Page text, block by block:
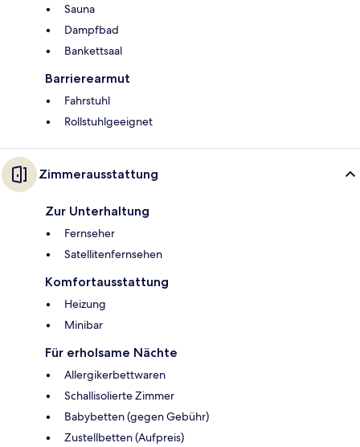
Sauna
Dampfbad
Bankettsaal
Barrierearmut
Fahrstuhl
Rollstuhlgeeignet
Zimmerausstattung
Zur Unterhaltung
Fernseher
Satellitenfernsehen
Komfortausstattung
Heizung
Minibar
Für erholsame Nächte
Allergikerbettwaren
Schallisolierte Zimmer
Babybetten (gegen Gebühr)
Zustellbetten (Aufpreis)